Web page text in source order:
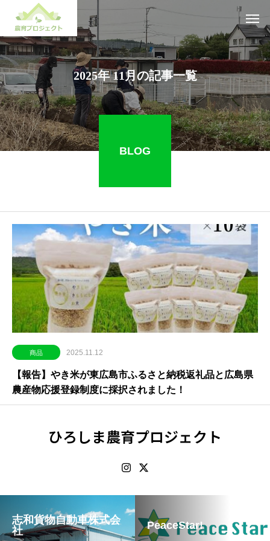
2025年 11月の記事一覧
BLOG
商品 2025.11.12
【報告】やき米が東広島市ふるさと納税返礼品と広島県
農産物応援登録制度に採択されました！
ひろしま農育プロジェクト
志和貨物自動車株式会
社
PeaceStar!